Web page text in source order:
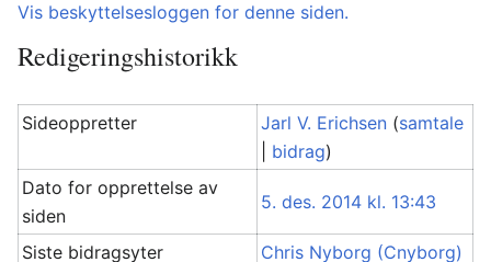
Vis beskyttelsesloggen for denne siden.
Redigeringshistorikk
Sideoppretter Jarl V. Erichsen (samtale
bidrag)
Dato for opprettelse av
siden
5. des. 2014 kl. 13:43
Siste bidragsyter
Chris Nyborg (Cnyborg)